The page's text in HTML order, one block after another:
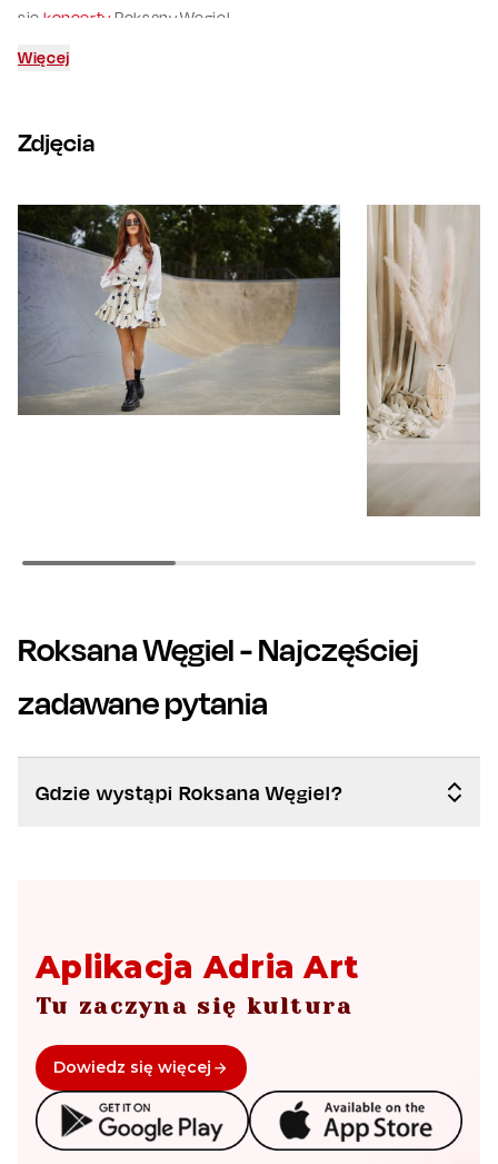
siękoncertyRoksany Węgiel.
Więcej
Zdjęcia
Roksana Węgiel- Najczęściej
zadawane pytania
Gdzie wystąpi Roksana Węgiel?
Aplikacja Adria Art
Tu zaczyna się kultura
Dowiedz się więcej